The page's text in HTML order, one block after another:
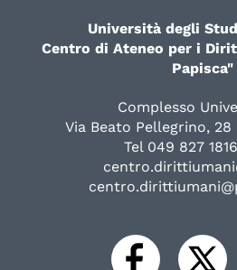
Università degli
Centro di Ateneo per i
Papisca"
Complesso
Via Beato Pellegrino, 28
Tel 049 827